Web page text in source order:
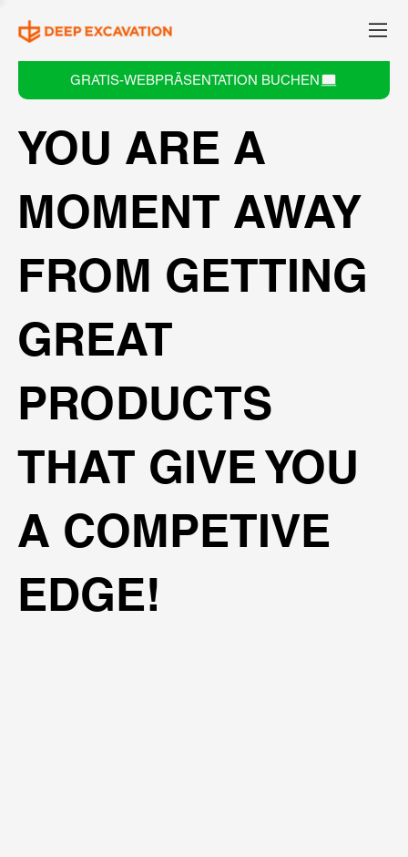
GRATIS-WEBPRÄSENTATION BUCHEN
YOU ARE A
MOMENT AWAY
FROM GETTING
GREAT
PRODUCTS
THAT GIVE YOU
A COMPETIVE
EDGE!